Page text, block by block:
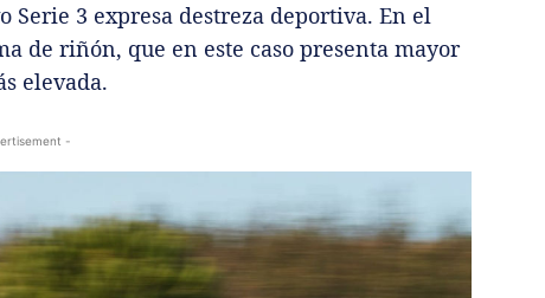
3 expresa destreza deportiva. En el
de riñón, que en este caso presenta mayor
elevada.
-